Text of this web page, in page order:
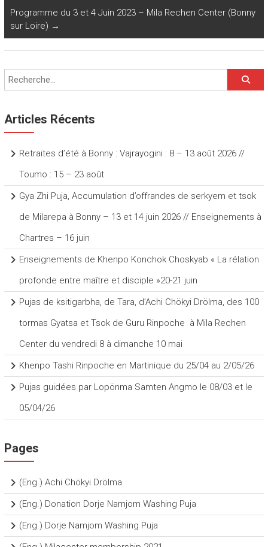
o
ok
A
p
g
er
Programme du 3 et 4 Juin 2023 – Mila Rechen Center (Bonny
sur Loire) →
Articles Récents
Retraites d’été à Bonny : Vajrayogini : 8 – 13 août 2026 //
Toumo : 15 – 23 août
Gya Zhi Puja, Accumulation d’offrandes de serkyem et tsok
de Milarepa à Bonny – 13 et 14 juin 2026 // Enseignements à
Chartres – 16 juin
Enseignements de Khenpo Konchok Choskyab « La rélation
profonde entre maître et disciple »20-21 juin
Pujas de ksitigarbha, de Tara, d’Achi Chökyi Drölma, des 100
tormas Gyatsa et Tsok de Guru Rinpoche à Mila Rechen
Center du vendredi 8 à dimanche 10 mai
Khenpo Tashi Rinpoche en Martinique du 25/04 au 2/05/26
Pujas guidées par Lopönma Samten Angmo le 08/03 et le
05/04/26
Pages
(Eng.) Achi Chökyi Drölma
(Eng.) Donation Dorje Namjom Washing Puja
(Eng.) Dorje Namjom Washing Puja